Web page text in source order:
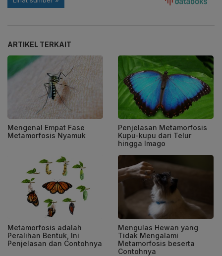
ARTIKEL TERKAIT
Mengenal Empat Fase
Metamorfosis Nyamuk
Penjelasan Metamorfosis
Kupu-kupu dari Telur
hingga Imago
Metamorfosis adalah
Peralihan Bentuk, Ini
Penjelasan dan Contohnya
Mengulas Hewan yang
Tidak Mengalami
Metamorfosis beserta
Contohnya